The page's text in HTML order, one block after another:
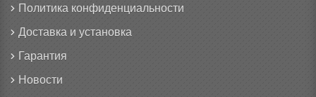
Политика конфиденциальности
Доставка и установка
Гарантия
Новости